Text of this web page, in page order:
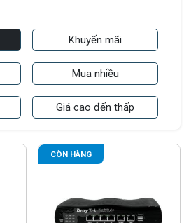
Khuyến mãi
Mua nhiều
Giá cao đến thấp
CÒN HÀNG